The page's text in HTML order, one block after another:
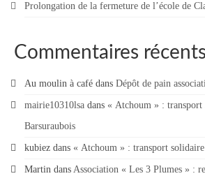
Prolongation de la fermeture de l’école de
Commentaires récents
Au moulin à café dans Dépôt de pain
mairie10310lsa dans « Atchoum » : transport
Barsuraubois
kubiez dans « Atchoum » : transport
Martin dans Association « Les 3 Plumes » :